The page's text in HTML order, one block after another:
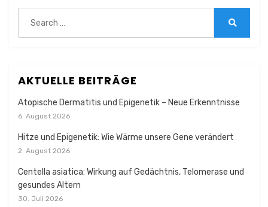
for:
AKTUELLE BEITRÄGE
Atopische Dermatitis und Epigenetik – Neue Erkenntnisse
6. August 2026
Hitze und Epigenetik: Wie Wärme unsere Gene verändert
2. August 2026
Centella asiatica: Wirkung auf Gedächtnis, Telomerase und
gesundes Altern
30. Juli 2026